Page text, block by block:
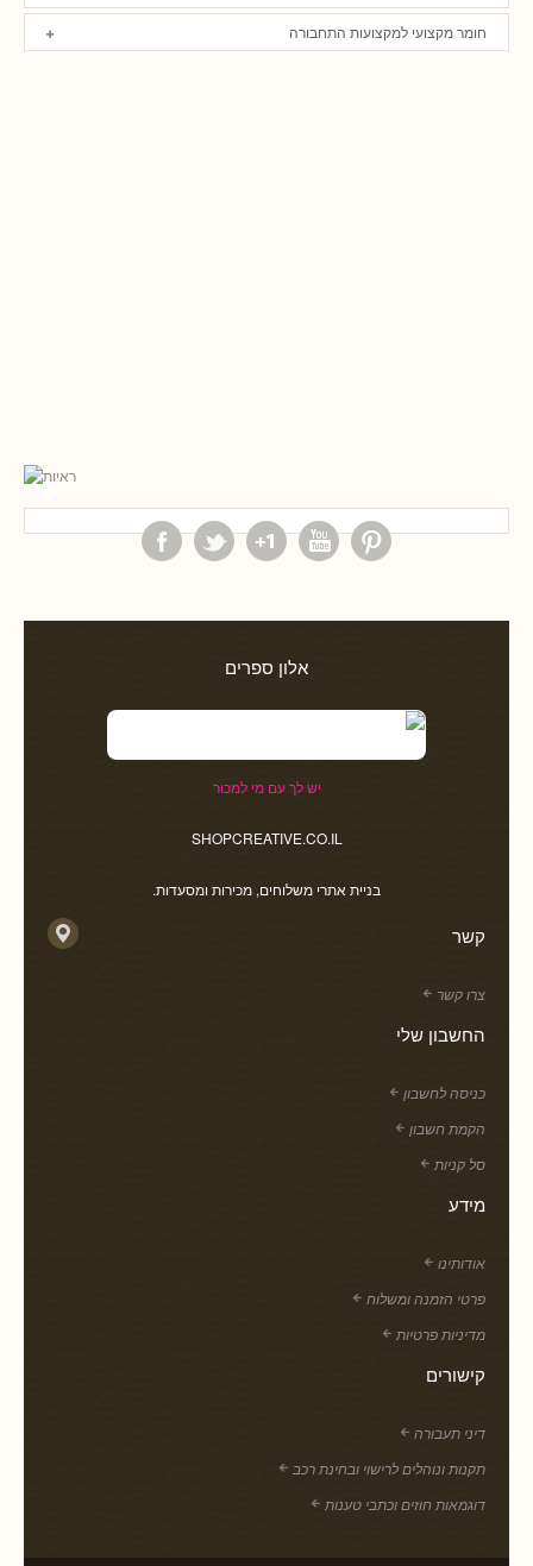
חומר מקצועי למקצועות התחבורה
אלון ספרים
יש לך עם מי למכור
SHOPCREATIVE.CO.IL
בניית אתרי משלוחים, מכירות ומסעדות.
קשר
צרו קשר
החשבון שלי
כניסה לחשבון
הקמת חשבון
סל קניות
מידע
אודותינו
פרטי הזמנה ומשלוח
מדיניות פרטיות
קישורים
דיני תעבורה
תקנות ונוהלים לרישוי ובחינת רכב
דוגמאות חוזים וכתבי טענות